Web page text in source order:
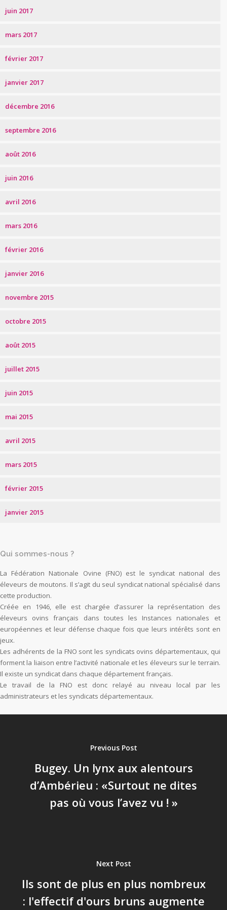
juin 2017
mars 2017
février 2017
janvier 2017
décembre 2016
septembre 2016
août 2016
juin 2016
avril 2016
mars 2016
février 2016
janvier 2016
novembre 2015
octobre 2015
août 2015
juillet 2015
juin 2015
mai 2015
avril 2015
mars 2015
février 2015
janvier 2015
Qui sommes-nous ?
La Fédération Nationale Ovine (FNO) est le syndicat national des
éleveurs de moutons. Il s’agit du seul syndicat national spécialisé dans
cette production.
Créée en 1946, elle est chargée d’assurer la représentation des
éleveurs ovins français dans toutes les Instances nationales et
européennes et leur défense chaque fois que leurs intérêts sont en
jeux.
Les adhérents de la FNO sont les syndicats ovins départementaux, qui
forment la liaison entre l’activité nationale et les éleveurs sur le terrain.
Il existe un syndicat dans chaque département français.
Le travail de la FNO est donc relayé au niveau local par les
administrateurs et les syndicats départementaux.
Previous Post
Bugey. Un lynx aux alentours
d’Ambérieu : «Surtout ne dites
pas où vous l’avez vu ! »
Next Post
Ils sont de plus en plus nombreux
: l'effectif d'ours bruns augmente